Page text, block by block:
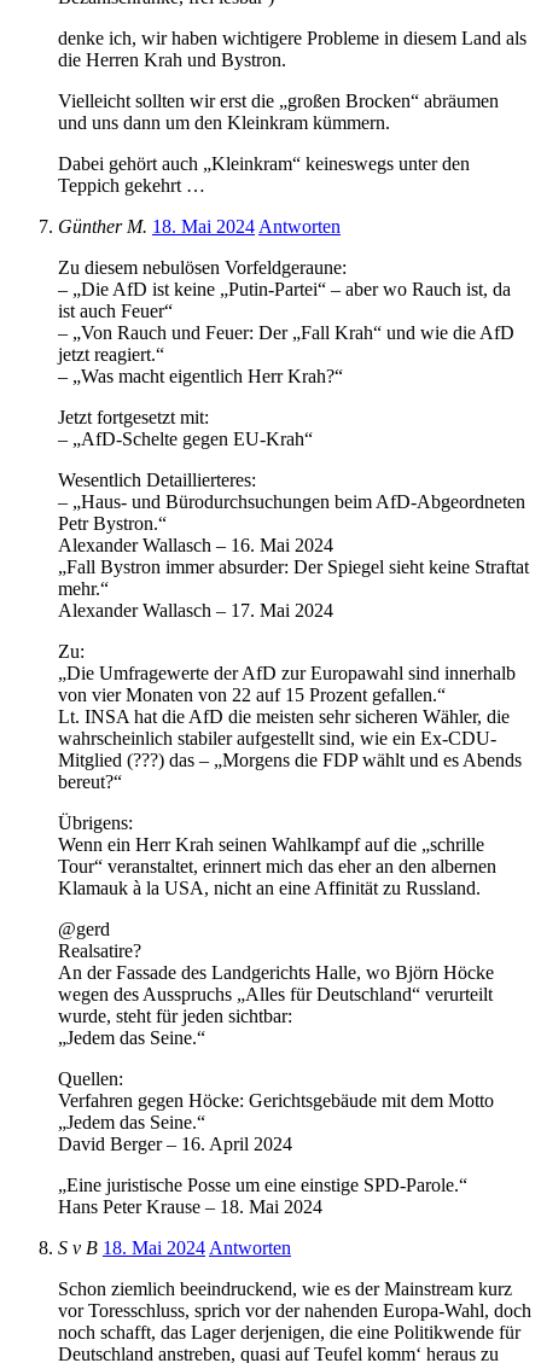
denke ich, wir haben wichtigere Probleme in diesem Land als
die Herren Krah und Bystron.
Vielleicht sollten wir erst die „großen Brocken“ abräumen
und uns dann um den Kleinkram kümmern.
Dabei gehört auch „Kleinkram“ keineswegs unter den
Teppich gekehrt …
Günther M. 18. Mai 2024 Antworten
Zu diesem nebulösen Vorfeldgeraune:
– „Die AfD ist keine „Putin-Partei“ – aber wo Rauch ist, da
ist auch Feuer“
– „Von Rauch und Feuer: Der „Fall Krah“ und wie die AfD
jetzt reagiert.“
– „Was macht eigentlich Herr Krah?“
Jetzt fortgesetzt mit:
– „AfD-Schelte gegen EU-Krah“
Wesentlich Detaillierteres:
– „Haus- und Bürodurchsuchungen beim AfD-Abgeordneten
Petr Bystron.“
Alexander Wallasch – 16. Mai 2024
„Fall Bystron immer absurder: Der Spiegel sieht keine Straftat
mehr.“
Alexander Wallasch – 17. Mai 2024
Zu:
„Die Umfragewerte der AfD zur Europawahl sind innerhalb
von vier Monaten von 22 auf 15 Prozent gefallen.“
Lt. INSA hat die AfD die meisten sehr sicheren Wähler, die
wahrscheinlich stabiler aufgestellt sind, wie ein Ex-CDU-
Mitglied (???) das – „Morgens die FDP wählt und es Abends
bereut?“
Übrigens:
Wenn ein Herr Krah seinen Wahlkampf auf die „schrille
Tour“ veranstaltet, erinnert mich das eher an den albernen
Klamauk à la USA, nicht an eine Affinität zu Russland.
@gerd
Realsatire?
An der Fassade des Landgerichts Halle, wo Björn Höcke
wegen des Ausspruchs „Alles für Deutschland“ verurteilt
wurde, steht für jeden sichtbar:
„Jedem das Seine.“
Quellen:
Verfahren gegen Höcke: Gerichtsgebäude mit dem Motto
„Jedem das Seine.“
David Berger – 16. April 2024
„Eine juristische Posse um eine einstige SPD-Parole.“
Hans Peter Krause – 18. Mai 2024
S v B 18. Mai 2024 Antworten
Schon ziemlich beeindruckend, wie es der Mainstream kurz
vor Toresschluss, sprich vor der nahenden Europa-Wahl, doch
noch schafft, das Lager derjenigen, die eine Politikwende für
Deutschland anstreben, quasi auf Teufel komm‘ heraus zu